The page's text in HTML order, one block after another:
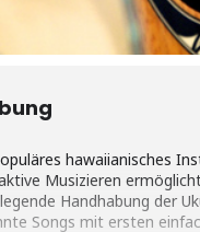
hawaiianisches
Musizieren
Handhabung der
Songs mit ersten